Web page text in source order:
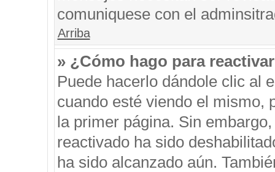
comuniquese con el
Arriba
» ¿Cómo hago para
Puede hacerlo dándole clic al
cuando esté viendo el mismo,
la primer página. Sin
reactivado ha sido
ha sido alcanzado aún.